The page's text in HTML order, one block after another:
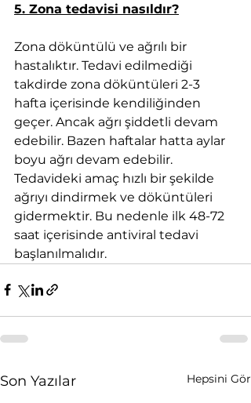
5. Zona tedavisi nasıldır?
Zona döküntülü ve ağrılı bir
hastalıktır. Tedavi edilmediği
takdirde zona döküntüleri 2-3
hafta içerisinde kendiliğinden
geçer. Ancak ağrı şiddetli devam
edebilir. Bazen haftalar hatta aylar
boyu ağrı devam edebilir.
Tedavideki amaç hızlı bir şekilde
ağrıyı dindirmek ve döküntüleri
gidermektir. Bu nedenle ilk 48-72
saat içerisinde antiviral tedavi
başlanılmalıdır.
Son Yazılar Hepsini Gör